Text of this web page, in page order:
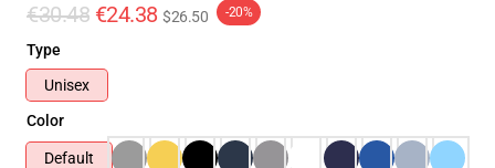
€30.48 €24.38 $26.50 -20%
Type
Unisex
Color
Default